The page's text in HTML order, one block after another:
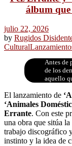
álbum que
julio 22, 2026
by Rugidos
Cultural
Antes de
de los
aquello
El lanzamiento de
‘Animales
Errante. Con este
una obra que sitúa
trabajo discográfico
instinto y la idea de